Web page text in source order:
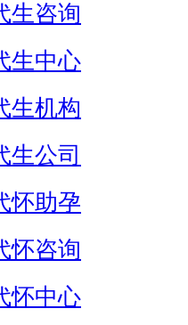
生咨询
生中心
生机构
生公司
怀助孕
怀咨询
怀中心